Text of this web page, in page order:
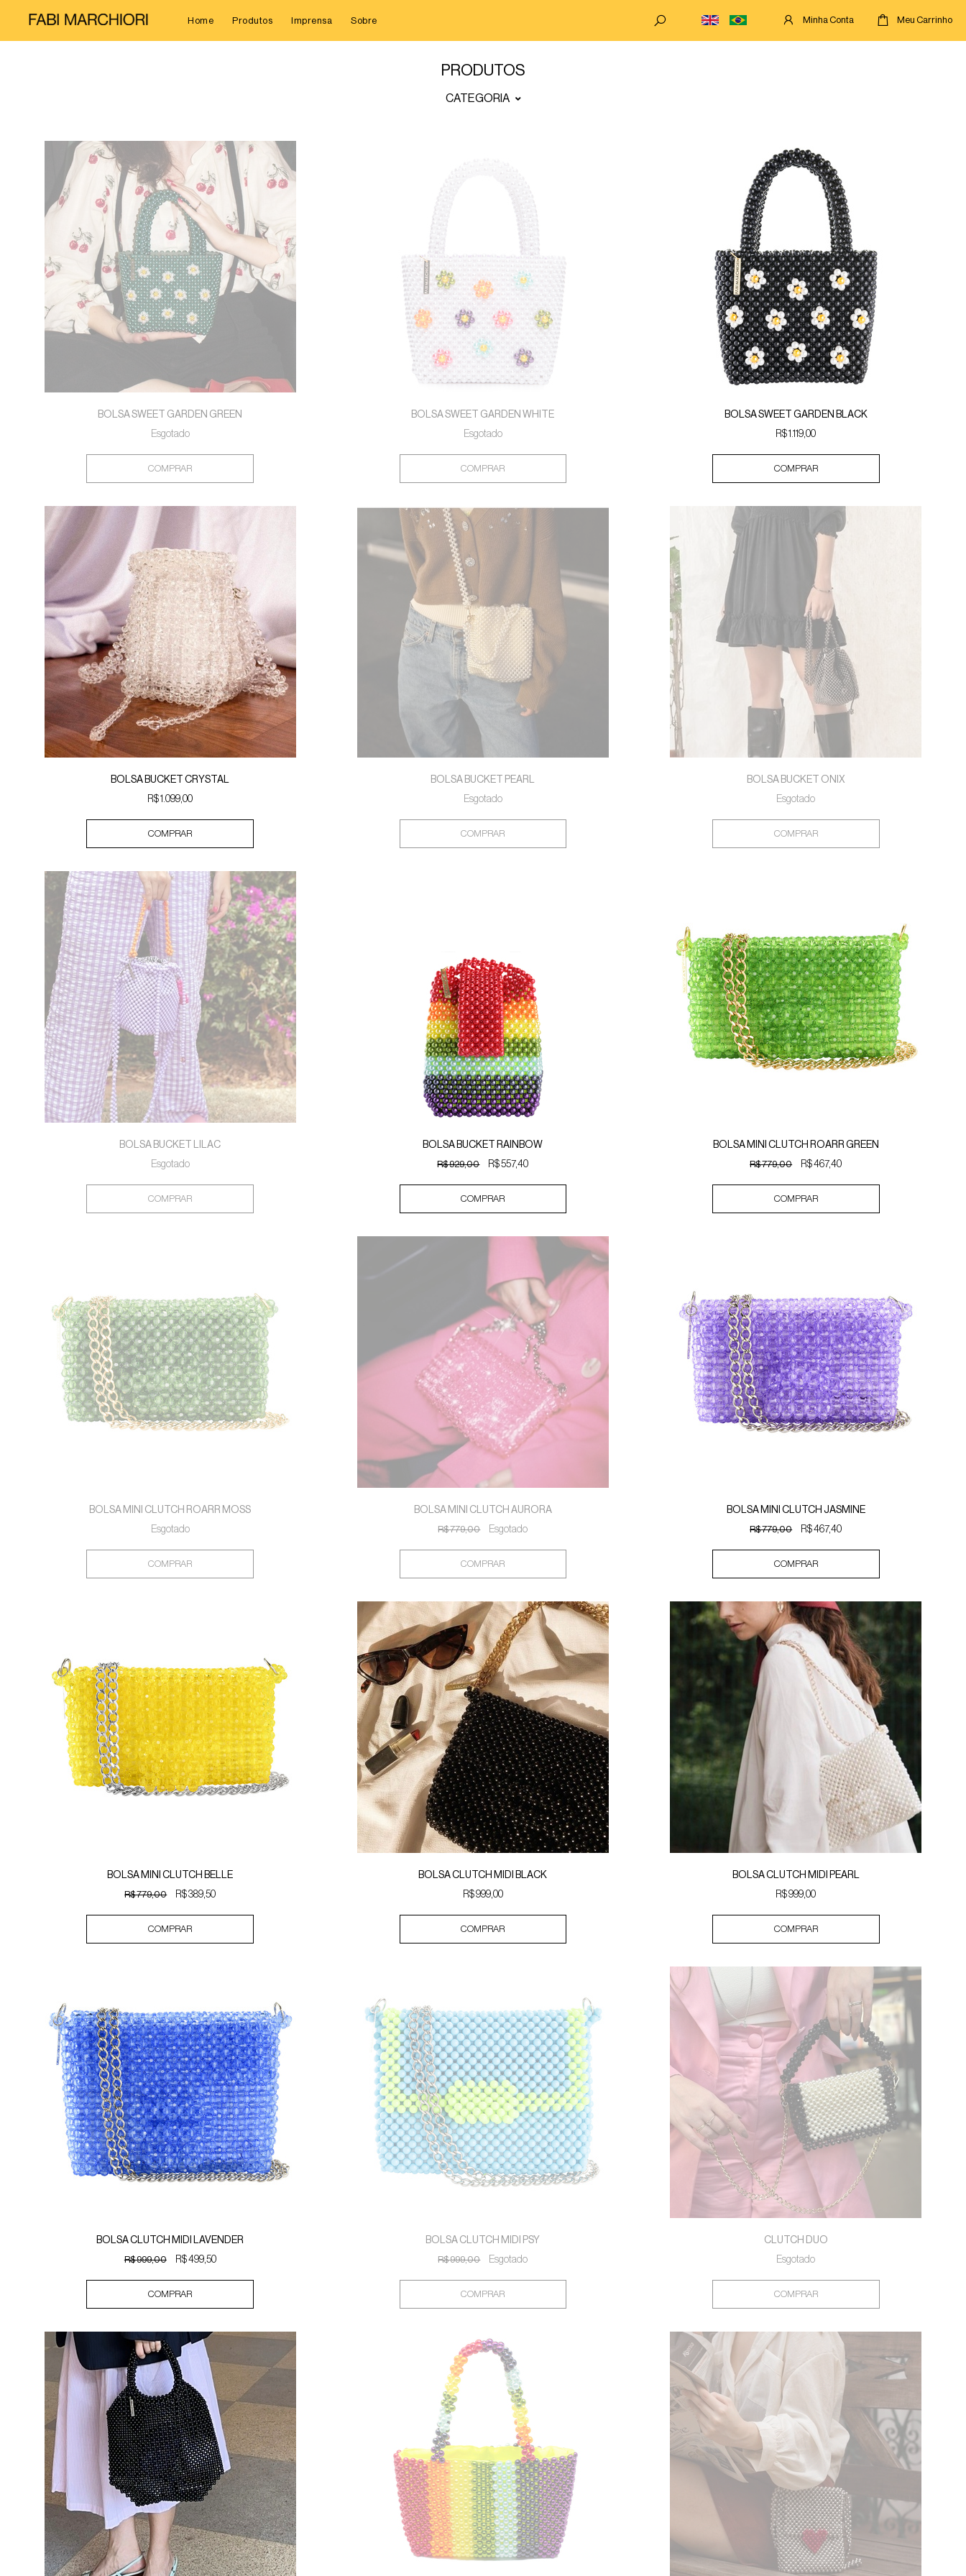
Home Produtos Imprensa Sobre Minha Conta Meu Carrinho
PRODUTOS
CATEGORIA
BOLSA SWEET GARDEN GREEN
Esgotado
COMPRAR
BOLSA SWEET GARDEN WHITE
Esgotado
COMPRAR
BOLSA SWEET GARDEN BLACK
R$ 1.119,00
COMPRAR
BOLSA BUCKET CRYSTAL
R$ 1.099,00
COMPRAR
BOLSA BUCKET PEARL
Esgotado
COMPRAR
BOLSA BUCKET ONIX
Esgotado
COMPRAR
BOLSA BUCKET LILAC
Esgotado
COMPRAR
BOLSA BUCKET RAINBOW
R$ 929,00 R$ 557,40
COMPRAR
BOLSA MINI CLUTCH ROARR GREEN
R$ 779,00 R$ 467,40
COMPRAR
BOLSA MINI CLUTCH ROARR MOSS
Esgotado
COMPRAR
BOLSA MINI CLUTCH AURORA
R$ 779,00 Esgotado
COMPRAR
BOLSA MINI CLUTCH JASMINE
R$ 779,00 R$ 467,40
COMPRAR
BOLSA MINI CLUTCH BELLE
R$ 779,00 R$ 389,50
COMPRAR
BOLSA CLUTCH MIDI BLACK
R$ 999,00
COMPRAR
BOLSA CLUTCH MIDI PEARL
R$ 999,00
COMPRAR
BOLSA CLUTCH MIDI LAVENDER
R$ 999,00 R$ 499,50
COMPRAR
BOLSA CLUTCH MIDI PSY
R$ 999,00 Esgotado
COMPRAR
CLUTCH DUO
Esgotado
COMPRAR